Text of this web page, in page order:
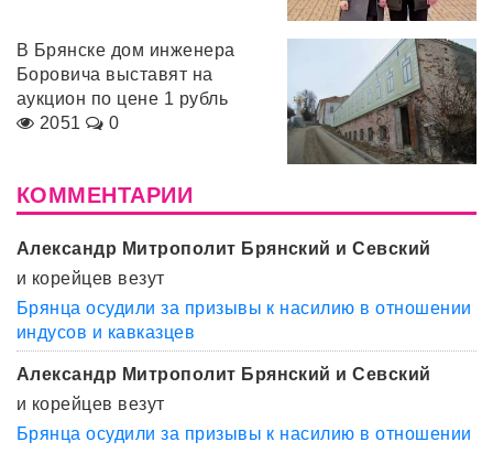
В Брянске дом инженера
Боровича выставят на
аукцион по цене 1 рубль
2051
0
КОММЕНТАРИИ
Александр Митрополит Брянский и Севский
и корейцев везут
Брянца осудили за призывы к насилию в отношении
индусов и кавказцев
Александр Митрополит Брянский и Севский
и корейцев везут
Брянца осудили за призывы к насилию в отношении